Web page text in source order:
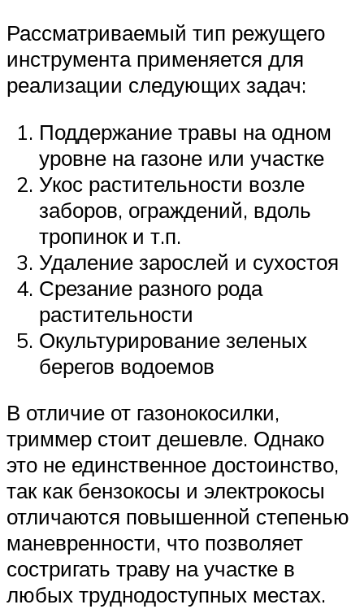
Рассматриваемый тип режущего
инструмента применяется для
реализации следующих задач:
Поддержание травы на одном
уровне на газоне или участке
Укос растительности возле
заборов, ограждений, вдоль
тропинок и т.п.
Удаление зарослей и сухостоя
Срезание разного рода
растительности
Окультурирование зеленых
берегов водоемов
В отличие от газонокосилки,
триммер стоит дешевле. Однако
это не единственное достоинство,
так как бензокосы и электрокосы
отличаются повышенной степенью
маневренности, что позволяет
состригать траву на участке в
любых труднодоступных местах.